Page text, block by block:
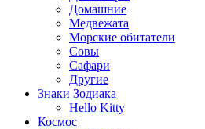
Домашние
Медвежата
Морские обитатели
Совы
Сафари
Другие
Знаки Зодиака
Hello Kitty
Космос